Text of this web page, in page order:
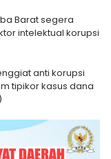
Barat segera
intelektual korupsi
anti korupsi
tipikor kasus dana